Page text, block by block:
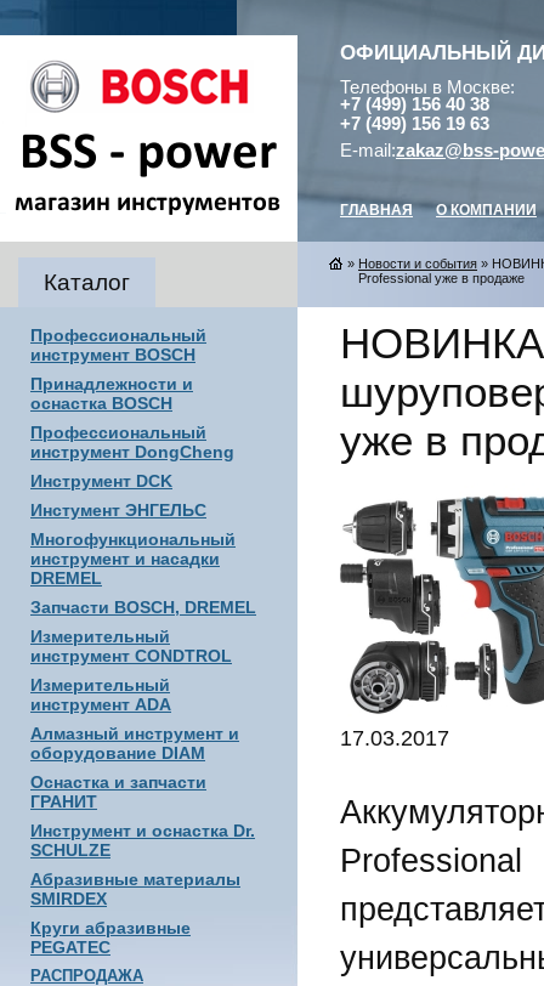
ОФИЦИАЛЬНЫЙ
Телефоны в Москве:
+7 (499) 156 40 38
+7 (499) 156 19 63
E-mail:zakaz@bss-
ГЛАВНАЯ О КОМПАНИИ
Каталог
Профессиональный
инструмент BOSCH
Принадлежности и
оснастка BOSCH
Профессиональный
инструмент DongCheng
Инструмент DCK
Инстумент ЭНГЕЛЬС
Многофункциональный
инструмент и насадки
DREMEL
Запчасти BOSCH, DREMEL
Измерительный
инструмент CONDTROL
Измерительный
инструмент ADA
Алмазный инструмент и
оборудование DIAM
Оснастка и запчасти
ГРАНИТ
Инструмент и оснастка Dr.
SCHULZE
Абразивные материалы
SMIRDEX
Круги абразивные
PEGATEC
РАСПРОДАЖА
» Новости и события »
Professional уже в продаже
НОВИНКА
уже в
17.03.2017